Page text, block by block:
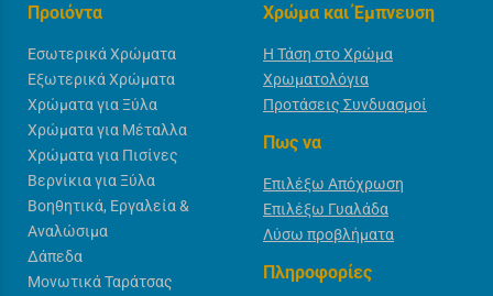
Προιόντα
Εσωτερικά Χρώματα
Εξωτερικά Χρώματα
Χρώματα για Ξύλα
Χρώματα για Μέταλλα
Χρώματα για Πισίνες
Βερνίκια για Ξύλα
Βοηθητικά, Εργαλεία &
Αναλώσιμα
Δάπεδα
Μονωτικά Ταράτσας
Χρώμα και Έμπνευση
Η Τάση στο Χρώμα
Χρωματολόγια
Προτάσεις Συνδυασμοί
Πως να
Επιλέξω Απόχρωση
Επιλέξω Γυαλάδα
Λύσω προβλήματα
Πληροφορίες